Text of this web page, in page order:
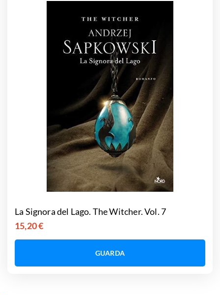
La Signora del Lago. The Witcher. Vol. 7
15,20 €
GUARDA